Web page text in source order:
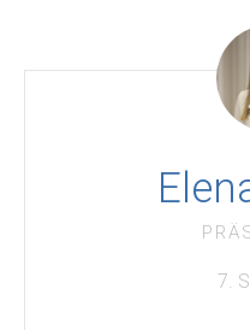
7.